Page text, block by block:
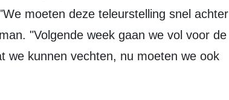
moeten deze teleurstelling snel achter
"Volgende week gaan we vol voor de
we kunnen vechten, nu moeten we ook